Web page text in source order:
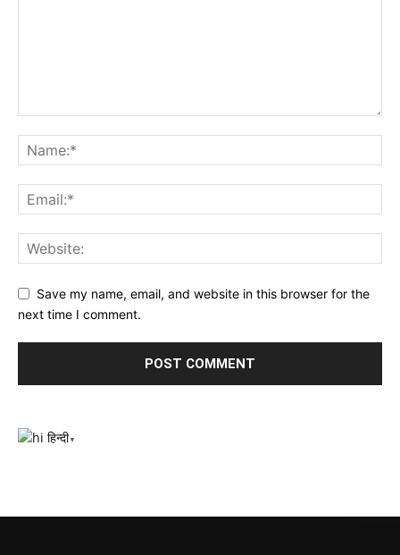
Save my name, email, and website in this browser for the
next time I comment.
हिन्दी▼